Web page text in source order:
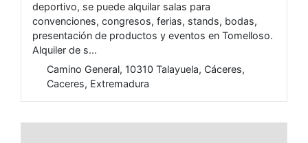
deportivo, se puede alquilar salas para
convenciones, congresos, ferias, stands, bodas,
presentación de productos y eventos en Tomelloso.
Alquiler de s...
Camino General, 10310 Talayuela, Cáceres,
Caceres, Extremadura